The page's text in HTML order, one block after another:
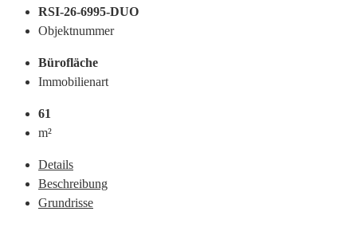
RSI-26-6995-DUO
Objektnummer
Bürofläche
Immobilienart
61
m²
Details
Beschreibung
Grundrisse